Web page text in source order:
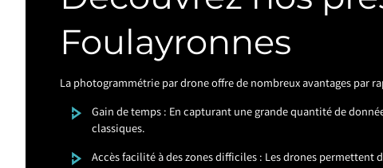
Foulayronnes
La photogrammétrie par drone offre de nombreux avantages par
Gain de temps : En capturant une grande quantité de
classiques.
Accès facilité à des zones difficiles : Les drones permettent